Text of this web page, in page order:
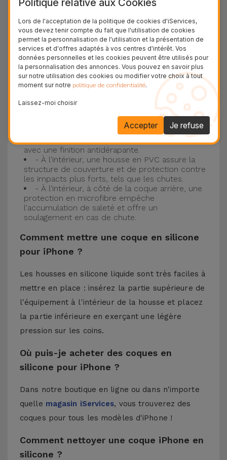
Protection à 3 couches avec coques en
silicone
Nos coques en silicone pour iPhone ont une
construction robuste et de qualité, avec une
construction à trois couches, pour éviter au
maximum les accidents et les casses !
- Une première couche de silicone liquide
donne de la couleur et une couverture
complète à la coque arrière et au bord latéral de
votre smartphone. C'est un matériau résistant,
avec une finition antidérapante.
- À l'intérieur, une housse en PVC assure la
structure de couverture et de protection contre
les impacts plus forts, tels que les chutes.
- À l'intérieur, à côté de la coque arrière, une
protection en microfibre empêche
l'accumulation de saleté et offre un
soulagement en cas de chute.
Comment mettre une coque en silicone
pour iPhone ?
Les housses en silicone liquide sont très faciles à
mettre en place : insérez la partie supérieure de
l'équipement à l'intérieur de la housse et placez
la partie inférieure en exerçant une légère
pression sur les coins.
Où puis-je acheter des coques en
silicone pour iPhone ?
Dans notre boutique en ligne ou dans n'importe
quelle magasin iServices, vous trouverez des
coques pour tous les modèles d'iPhone !
Comment nettoyer une coque iPhone en
silicone ?
Lors de l'acceptation de la politique de cookies d'iServices,
vous devez tenir compte du fait que l'utilisation de cookies
permet la personnalisation de l'utilisation et la présentation de
services et d'offres adaptés à vos centres d'intérêt. Vos
données personnelles et les cookies peuvent être utilisés pour
la personnalisation des annonces. Vous pouvez en savoir plus
sur notre utilisation des cookies ou modifier votre choix à tout
moment sur notre politique de confidentialité.
Laissez-moi choisir
Je refuse
Accepter